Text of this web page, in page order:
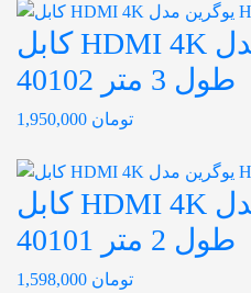
کابل HDMI 4K یوگرین مدل HD119-
40102 طول 3 متر
1,950,000 تومان
کابل HDMI 4K یوگرین مدل HD119-
40101 طول 2 متر
1,598,000 تومان